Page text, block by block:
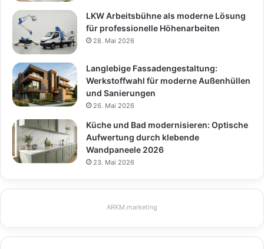
LKW Arbeitsbühne als moderne Lösung
für professionelle Höhenarbeiten
28. Mai 2026
Langlebige Fassadengestaltung:
Werkstoffwahl für moderne Außenhüllen
und Sanierungen
26. Mai 2026
Küche und Bad modernisieren: Optische
Aufwertung durch klebende
Wandpaneele 2026
23. Mai 2026
ARKM.marketing